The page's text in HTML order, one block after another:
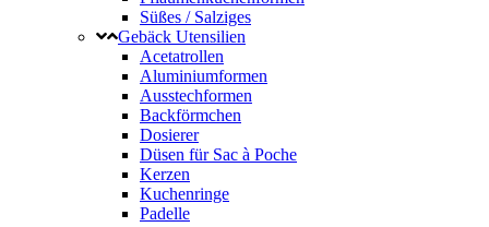
Süßes / Salziges
Gebäck Utensilien
Acetatrollen
Aluminiumformen
Ausstechformen
Backförmchen
Dosierer
Düsen für Sac à Poche
Kerzen
Kuchenringe
Padelle